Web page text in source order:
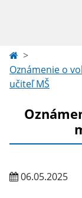
Oznámenie o
učiteľ MŠ
06.05.2025